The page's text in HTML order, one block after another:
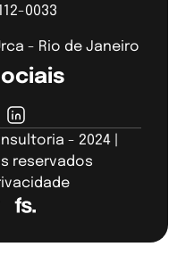
0033
- Rio de Janeiro
- 2024 |
reservados